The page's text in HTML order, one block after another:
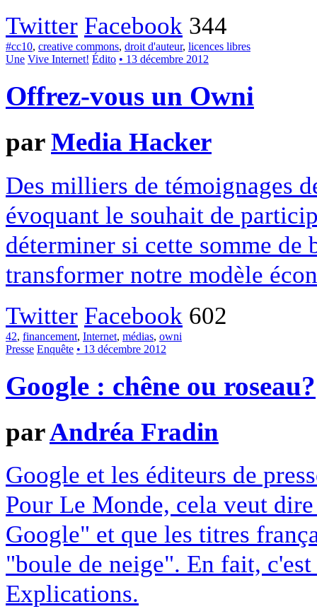
Twitter Facebook 344
#cc10, creative commons, droit d'auteur, licences libres
Une Vive Internet! Édito • 13 décembre 2012
Offrez-vous un Owni
parMedia Hacker
Des milliers de témoignages
évoquant le souhait de
déterminer si cette somme
transformer notre modèle
Twitter Facebook 602
42, financement, Internet, médias, owni
Presse Enquête • 13 décembre 2012
Google : chêne ou roseau?
parAndréa Fradin
Google et les éditeurs de
Pour Le Monde, cela veut
Google" et que les titres
"boule de neige". En fait,
Explications.